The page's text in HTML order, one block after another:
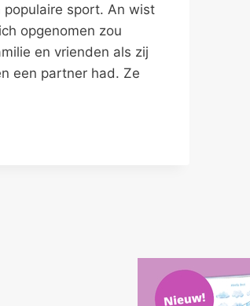
populaire sport. An wist
opgenomen zou
en vrienden als zij
een partner had. Ze